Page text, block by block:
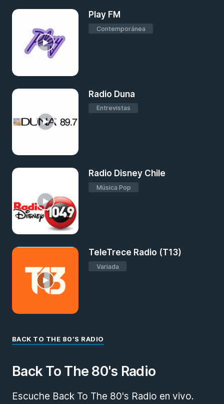
Play FM
Contemporánea
Radio Duna
Entrevistas
Radio Disney Chile
Música Pop
TeleTrece Radio (T13)
Variada
BACK TO THE 80’S RADIO
Back To The 80's Radio
Escuche Back To The 80's Radio en vivo.